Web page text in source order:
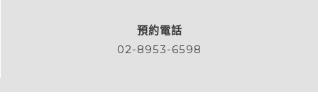
預約電話
02-8953-6598